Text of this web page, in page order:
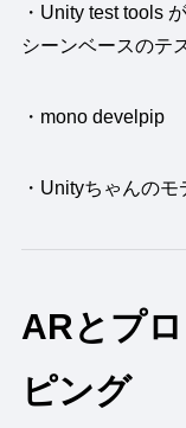
・Unity test tools
シーンベース
・mono develpip
・Unityちゃんの
ARとプ
ピング